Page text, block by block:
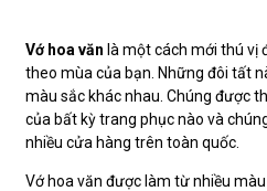
Vớ hoa văn là một cách mới thú vị
theo mùa của bạn. Những đôi tất
màu sắc khác nhau. Chúng được
của bất kỳ trang phục nào và
nhiều cửa hàng trên toàn quốc.
Vớ hoa văn được làm từ nhiều